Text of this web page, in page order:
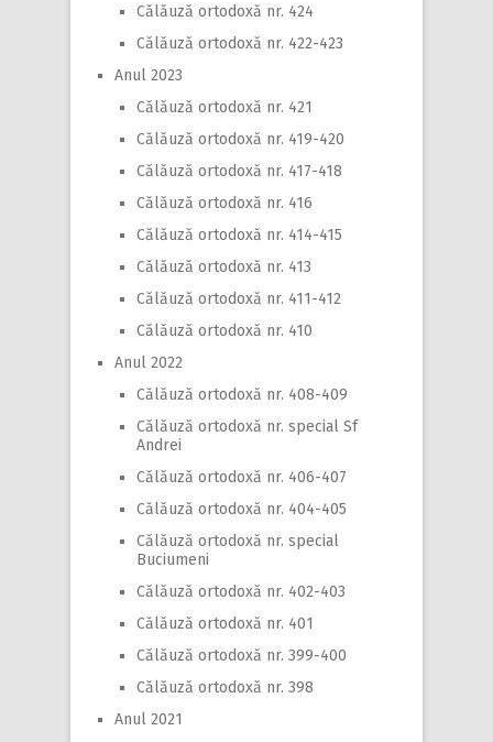
Călăuză ortodoxă nr. 424
Călăuză ortodoxă nr. 422-423
Anul 2023
Călăuză ortodoxă nr. 421
Călăuză ortodoxă nr. 419-420
Călăuză ortodoxă nr. 417-418
Călăuză ortodoxă nr. 416
Călăuză ortodoxă nr. 414-415
Călăuză ortodoxă nr. 413
Călăuză ortodoxă nr. 411-412
Călăuză ortodoxă nr. 410
Anul 2022
Călăuză ortodoxă nr. 408-409
Călăuză ortodoxă nr. special Sf
Andrei
Călăuză ortodoxă nr. 406-407
Călăuză ortodoxă nr. 404-405
Călăuză ortodoxă nr. special
Buciumeni
Călăuză ortodoxă nr. 402-403
Călăuză ortodoxă nr. 401
Călăuză ortodoxă nr. 399-400
Călăuză ortodoxă nr. 398
Anul 2021